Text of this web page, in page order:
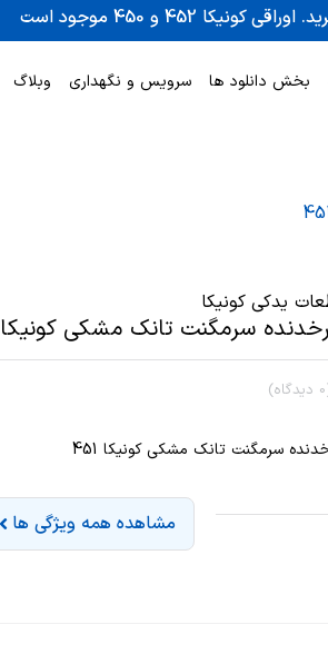
بخش دانلود ها سرویس و نگهداری وبلاگ
یدکی کونیکا
سرمگنت تانک مشکی کونیکا 451
سرمگنت تانک مشکی کونیکا 451
مشاهده همه ویژگی ها